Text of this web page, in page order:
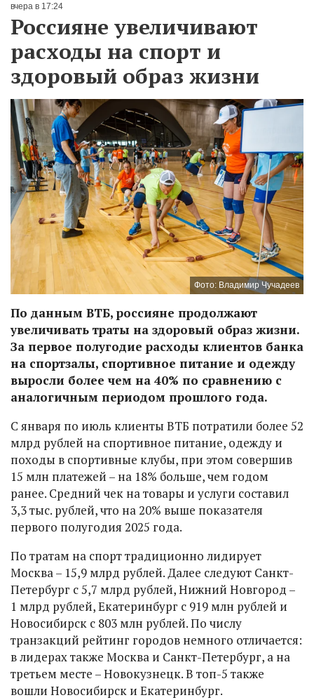
вчера в 17:24
Россияне увеличивают
расходы на спорт и
здоровый образ жизни
Фото: Владимир Чучадеев
По данным ВТБ, россияне продолжают
увеличивать траты на здоровый образ жизни.
За первое полугодие расходы клиентов банка
на спортзалы, спортивное питание и одежду
выросли более чем на 40% по сравнению с
аналогичным периодом прошлого года.
С января по июль клиенты ВТБ потратили более 52
млрд рублей на спортивное питание, одежду и
походы в спортивные клубы, при этом совершив
15 млн платежей – на 18% больше, чем годом
ранее. Средний чек на товары и услуги составил
3,3 тыс. рублей, что на 20% выше показателя
первого полугодия 2025 года.
По тратам на спорт традиционно лидирует
Москва – 15,9 млрд рублей. Далее следуют Санкт-
Петербург с 5,7 млрд рублей, Нижний Новгород –
1 млрд рублей, Екатеринбург с 919 млн рублей и
Новосибирск с 803 млн рублей. По числу
транзакций рейтинг городов немного отличается:
в лидерах также Москва и Санкт-Петербург, а на
третьем месте – Новокузнецк. В топ-5 также
вошли Новосибирск и Екатеринбург.